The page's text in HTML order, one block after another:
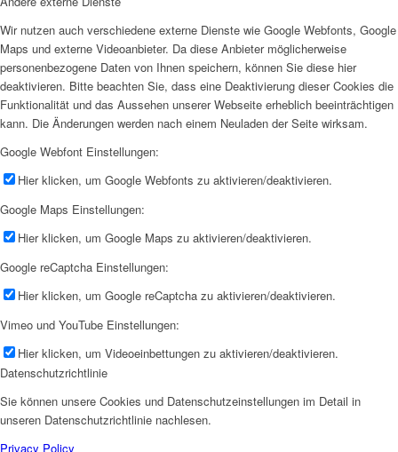
Wir nutzen auch verschiedene externe Dienste wie Google Webfonts, Google
Maps und externe Videoanbieter. Da diese Anbieter möglicherweise
personenbezogene Daten von Ihnen speichern, können Sie diese hier
deaktivieren. Bitte beachten Sie, dass eine Deaktivierung dieser Cookies die
Funktionalität und das Aussehen unserer Webseite erheblich beeinträchtigen
kann. Die Änderungen werden nach einem Neuladen der Seite wirksam.
Google Webfont Einstellungen:
Hier klicken, um Google Webfonts zu aktivieren/deaktivieren.
Google Maps Einstellungen:
Hier klicken, um Google Maps zu aktivieren/deaktivieren.
Google reCaptcha Einstellungen:
Hier klicken, um Google reCaptcha zu aktivieren/deaktivieren.
Vimeo und YouTube Einstellungen:
Hier klicken, um Videoeinbettungen zu aktivieren/deaktivieren.
Datenschutzrichtlinie
Sie können unsere Cookies und Datenschutzeinstellungen im Detail in
unseren Datenschutzrichtlinie nachlesen.
Privacy Policy